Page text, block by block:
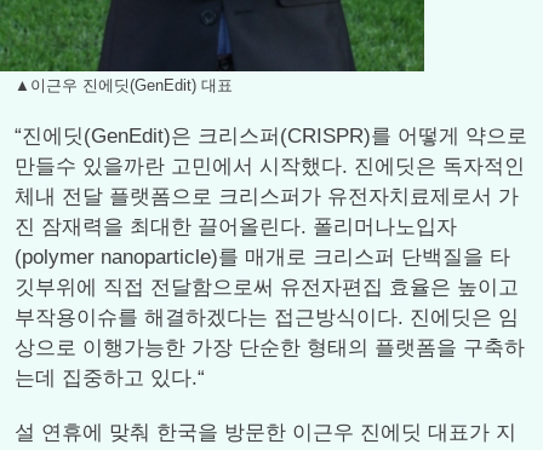
▲이근우 진에딧(GenEdit) 대표
“진에딧(GenEdit)은 크리스퍼(CRISPR)를 어떻게 약으로
만들수 있을까란 고민에서 시작했다. 진에딧은 독자적인
체내 전달 플랫폼으로 크리스퍼가 유전자치료제로서 가
진 잠재력을 최대한 끌어올린다. 폴리머나노입자
(polymer nanoparticle)를 매개로 크리스퍼 단백질을 타
깃부위에 직접 전달함으로써 유전자편집 효율은 높이고
부작용이슈를 해결하겠다는 접근방식이다. 진에딧은 임
상으로 이행가능한 가장 단순한 형태의 플랫폼을 구축하
는데 집중하고 있다.“
설 연휴에 맞춰 한국을 방문한 이근우 진에딧 대표가 지